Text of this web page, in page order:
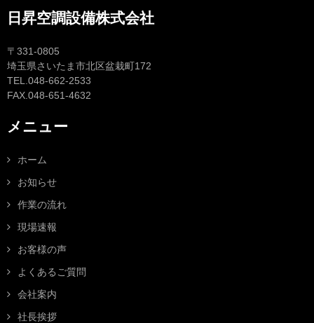
日昇空調設備株式会社
〒331-0805
埼玉県さいたま市北区盆栽町172
TEL.048-662-2533
FAX.048-651-4632
メニュー
ホーム
お知らせ
作業の流れ
現場速報
お客様の声
よくあるご質問
会社案内
社長挨拶